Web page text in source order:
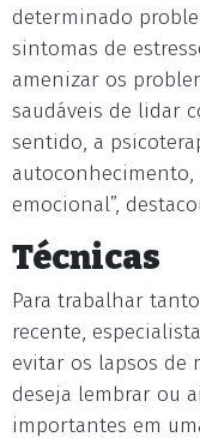
determinado
sintomas de
amenizar os
saudáveis de lidar
sentido, a
emocional”,
Técnicas
Para trabalhar
recente,
evitar os lapsos de
deseja lembrar ou
importantes em